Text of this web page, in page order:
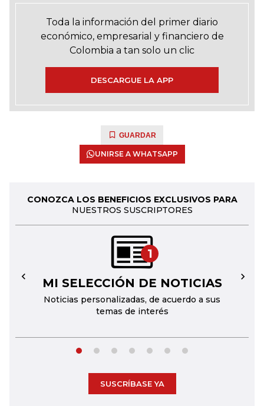
Toda la información del primer diario
económico, empresarial y financiero de
Colombia a tan solo un clic
DESCARGUE LA APP
GUARDAR
UNIRSE A WHATSAPP
CONOZCA LOS BENEFICIOS EXCLUSIVOS PARA
NUESTROS SUSCRIPTORES
1
MI SELECCIÓN DE NOTICIAS
Noticias personalizadas, de acuerdo a sus
temas de interés
← →
SUSCRÍBASE YA